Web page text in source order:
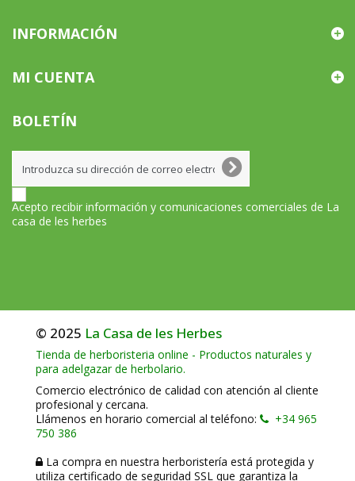
INFORMACIÓN
MI CUENTA
BOLETÍN
Acepto recibir información y comunicaciones comerciales de La
casa de les herbes
© 2025 La Casa de les Herbes
Tienda de herboristeria online - Productos naturales y
para adelgazar de herbolario.
Comercio electrónico de calidad con atención al cliente
profesional y cercana.
Llámenos en horario comercial al teléfono:
+34 965
750 386
La compra en nuestra herboristería está protegida y
utiliza certificado de seguridad SSL que garantiza la